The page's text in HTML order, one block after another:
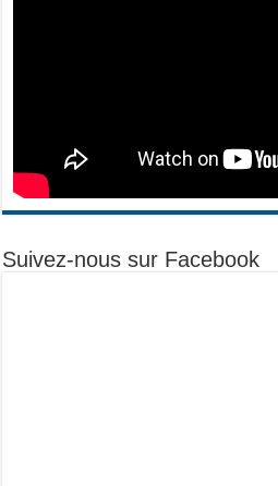
Suivez-nous sur Facebook